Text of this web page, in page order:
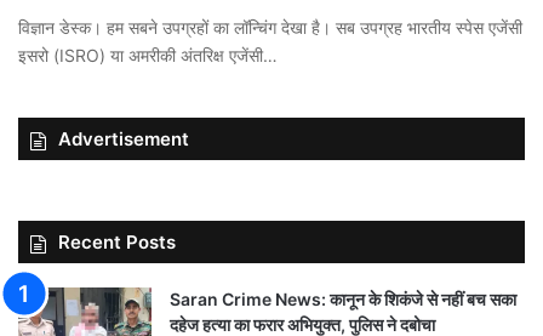
विज्ञान डेस्क। हम सबने उपग्रहों का लॉन्चिंग देखा है। सब उपग्रह भारतीय स्पेस एजेंसी
इसरो (ISRO) या अमरीकी अंतरिक्ष एजेंसी…
Advertisement
Recent Posts
Saran Crime News: कानून के शिकंजे से नहीं बच सका
दहेज हत्या का फरार अभियुक्त, पुलिस ने दबोचा